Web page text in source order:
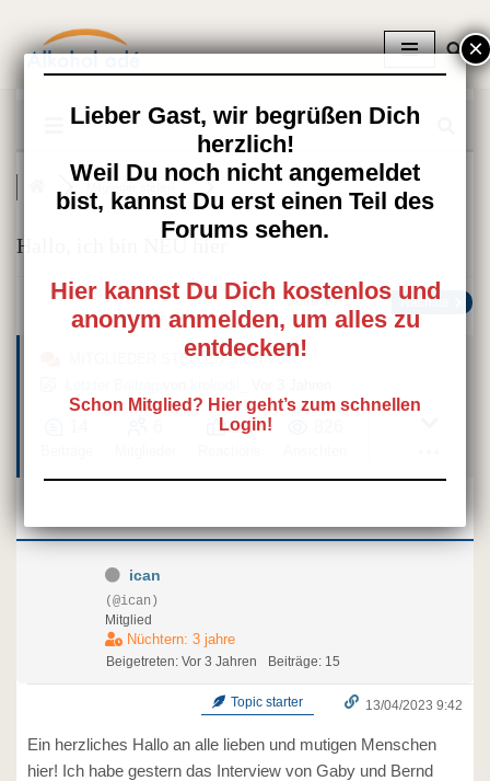
Zum
springen
Hallo, ich bin NEU hier
Seite 1 / 2 Nächste
MITGLIEDER STELLEN SICH VOR
14
ican
(@ican)
Mitglied
Nüchtern: 3 jahre
Beigetreten: Vor 3 Jahren Beiträge: 15
Topic starter 13/04/2023 9:42
Ein herzliches Hallo an alle lieben und mutigen Menschen
hier! Ich habe gestern das Interview von Gaby und Bernd
Lieber Gast, wir begrüßen Dich
herzlich!
Weil Du noch nicht angemeldet
bist, kannst Du erst einen Teil des
Forums sehen.
Hier kannst Du Dich kostenlos und
anonym anmelden, um alles zu
entdecken!
Schon Mitglied? Hier geht’s zum schnellen
Login!